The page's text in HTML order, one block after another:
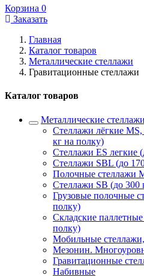
Корзина 0
Заказать
Главная
Каталог товаров
Металлические стеллажи
Гравитационные стеллажи
Каталог товаров
Металлические стеллажи
Стеллажи лёгкие
кг на полку)
Стеллажи ES легкие
Стеллажи SBL (до
Полочные стеллажи
Стеллажи SB (до 300
Грузовые полочные
полку)
Складские
полку)
Мобильные
Мезонин.
Гравитационные
Набивные